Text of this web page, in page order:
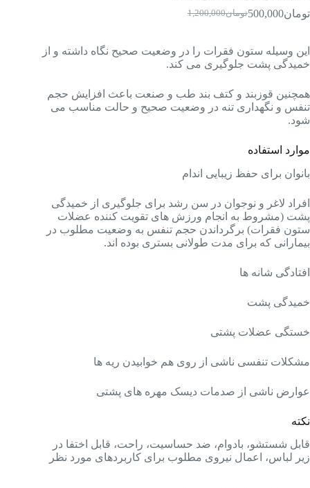
تومان1,200,000قیمت
تومان1,200,000
بود.
تومان500,000قیمت
تومان500,000.
این وسیله ستون فقرات را در وضعیت صحیح نگاه داشته و از
خمیدگی پشت جلوگیری می کند.
همچنین قوزبند و کتف بند طب و صنعت باعث افزایش حجم
تنفس و نگهداری تنه در وضعیت صحیح و حالت مناسب می
شود.
موارد استفاده
بانوان برای حفظ زیبایی اندام
افراد لاغر و نوجوان در سن رشد برای جلوگیری از خمیدگی
پشت (مشروط به انجام ورزش های تقویت کننده عضلات
ستون فقرات) برگرداندن حجم تنفس به وضعیت مطلوب در
بیمارانی که برای مدت طولانی بستری بوده اند.
افتادگی شانه ها
خمیدگی پشت
خستگی عضلات پشتی
مشکلات تنفسی ناشی از روی هم خوابیدن ریه ها
عوارض ناشی از صدمات دیسک مهره های پشتی
نکته
قابل شستشو، بادوام، ضد حساسیت، راحت، قابل اختفا در
زیر لباس، اعمال نیروی مطلوب برای کاربردهای مورد نظر